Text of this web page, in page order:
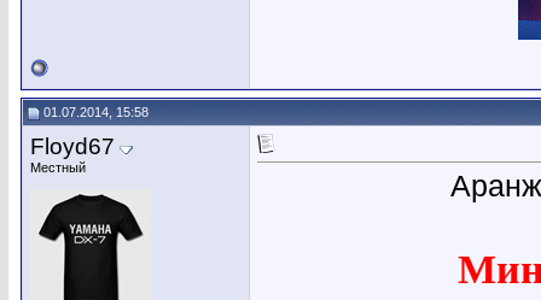
01.07.2014, 15:58
Floyd67
Местный